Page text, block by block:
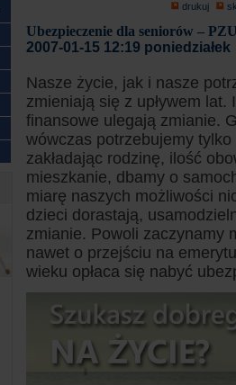
drukuj
Ubezpieczenie dla seniorów –
2007-01-15 12:19 poniedziałek
Nasze życie, jak i nasze
zmieniają się z upływem
finansowe ulegają zmianie.
wówczas potrzebujemy
zakładając rodzinę, ilość
mieszkanie, dbamy o
miarę naszych możliwości
dzieci dorastają,
zmianie. Powoli zaczynamy
nawet o przejściu na
wieku opłaca się nabyć